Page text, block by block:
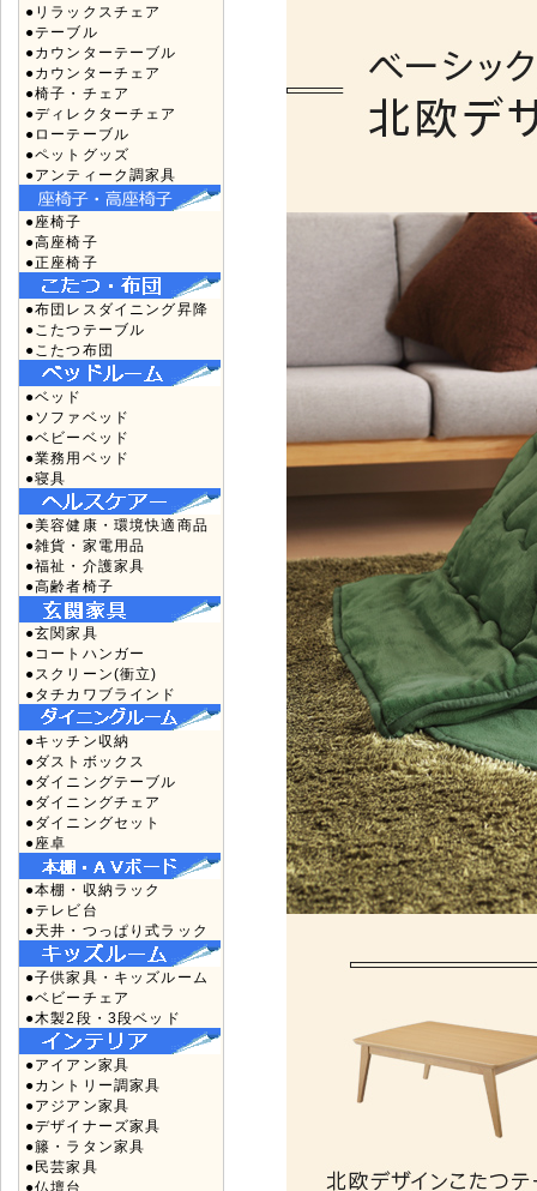
●リラックスチェア
●テーブル
●カウンターテーブル
●カウンターチェア
●椅子・チェア
●ディレクターチェア
●ローテーブル
●ペットグッズ
●アンティーク調家具
●座椅子
●高座椅子
●正座椅子
●布団レスダイニング昇降
●こたつテーブル
●こたつ布団
●ベッド
●ソファベッド
●ベビーベッド
●業務用ベッド
●寝具
●美容健康・環境快適商品
●雑貨・家電用品
●福祉・介護家具
●高齢者椅子
●玄関家具
●コートハンガー
●スクリーン(衝立)
●タチカワブラインド
●キッチン収納
●ダストボックス
●ダイニングテーブル
●ダイニングチェア
●ダイニングセット
●座卓
●本棚・収納ラック
●テレビ台
●天井・つっぱり式ラック
●子供家具・キッズルーム
●ベビーチェア
●木製2段・3段ベッド
●アイアン家具
●カントリー調家具
●アジアン家具
●デザイナーズ家具
●籐・ラタン家具
●民芸家具
●仏壇台